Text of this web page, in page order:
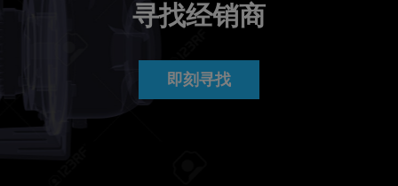
寻找经销商
即刻寻找